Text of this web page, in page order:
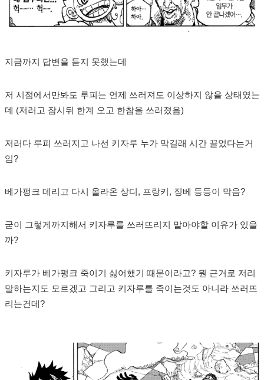
지금까지 답변을 듣지 못했는데
저 시점에서만봐도 루피는 언제 쓰러져도 이상하지 않을 상태였는
데 (저러고 잠시뒤 한계 오고 한참을 쓰러졌음)
저러다 루피 쓰러지고 나선 키자루 누가 막길래 시간 끌었다는거
임?
베가펑크 데리고 다시 올라온 상디, 프랑키, 징베 등등이 막음?
굳이 그렇게까지해서 키자루를 쓰러뜨리지 말아야할 이유가 있을
까?
키자루가 베가펑크 죽이기 싫어했기 때문이라고? 뭔 근거로 저리
말하는지도 모르겠고 그리고 키자루를 죽이는것도 아니라 쓰러뜨
리는건데?